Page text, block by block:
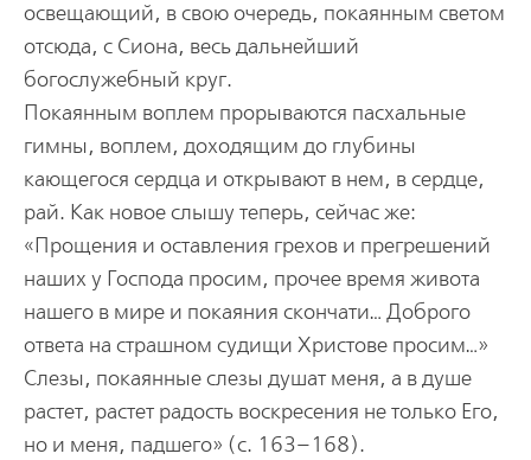
освещающий, в свою очередь, покаянным светом
отсюда, с Сиона, весь дальнейший
богослужебный круг.
Покаянным воплем прорываются пасхальные
гимны, воплем, доходящим до глубины
кающегося сердца и открывают в нем, в сердце,
рай. Как новое слышу теперь, сейчас же:
«Прощения и оставления грехов и прегрешений
наших у Господа просим, прочее время живота
нашего в мире и покаяния скончати… Доброго
ответа на страшном судищи Христове просим…»
Слезы, покаянные слезы душат меня, а в душе
растет, растет радость воскресения не только Его,
но и меня, падшего» (с. 163–168).